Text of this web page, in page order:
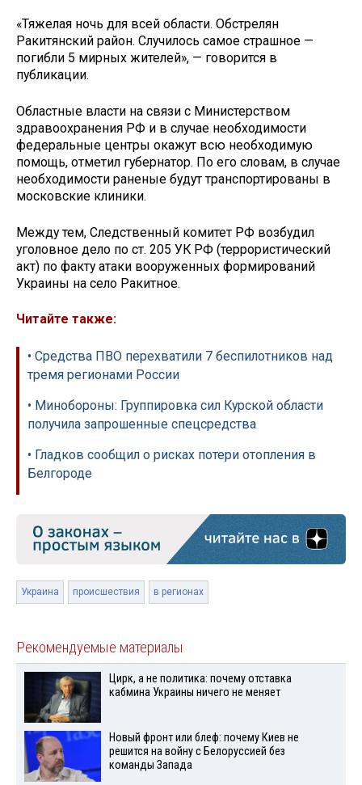
«Тяжелая ночь для всей области. Обстрелян
Ракитянский район. Случилось самое страшное —
погибли 5 мирных жителей», — говорится в
публикации.
Областные власти на связи с Министерством
здравоохранения РФ и в случае необходимости
федеральные центры окажут всю необходимую
помощь, отметил губернатор. По его словам, в случае
необходимости раненые будут транспортированы в
московские клиники.
Между тем, Следственный комитет РФ возбудил
уголовное дело по ст. 205 УК РФ (террористический
акт) по факту атаки вооруженных формирований
Украины на село Ракитное.
Читайте также:
• Средства ПВО перехватили 7 беспилотников над
тремя регионами России
• Минобороны: Группировка сил Курской области
получила запрошенные спецсредства
• Гладков сообщил о рисках потери отопления в
Белгороде
Украина происшествия в регионах
Рекомендуемые материалы
Цирк, а не политика: почему отставка
кабмина Украины ничего не меняет
Новый фронт или блеф: почему Киев не
решится на войну с Белоруссией без
команды Запада